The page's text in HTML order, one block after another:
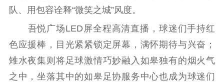
新闻出版
精品出版 全民阅读
出版监管
扫黄打非
电影工作
队、用包容诠释“微笑之城”风度。
吾悦广场LED屏全程高清直播，球迷们手持红
色应援棒，目光紧紧锁定屏幕，满怀期待与兴奋；
雉水夜集则将足球激情巧妙融入如皋独有的烟火气
之中，坐落其中的如皋足协服务中心也成为球迷们